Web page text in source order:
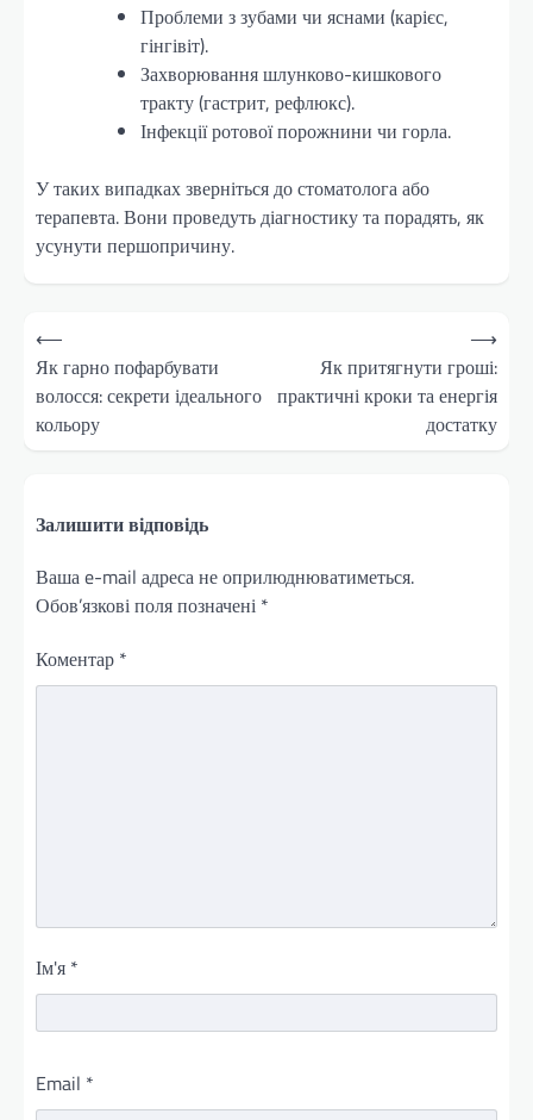
Проблеми з зубами чи яснами (карієс,
гінгівіт).
Захворювання шлунково-кишкового
тракту (гастрит, рефлюкс).
Інфекції ротової порожнини чи горла.
У таких випадках зверніться до стоматолога або
терапевта. Вони проведуть діагностику та порадять, як
усунути першопричину.
Навігація
записів
⟵
Як гарно пофарбувати
волосся: секрети ідеального
кольору
Як притягнути гроші:
практичні кроки та енергія
достатку
⟶
Залишити відповідь
Ваша e-mail адреса не оприлюднюватиметься.
Обов’язкові поля позначені *
Коментар *
Ім'я *
Email *